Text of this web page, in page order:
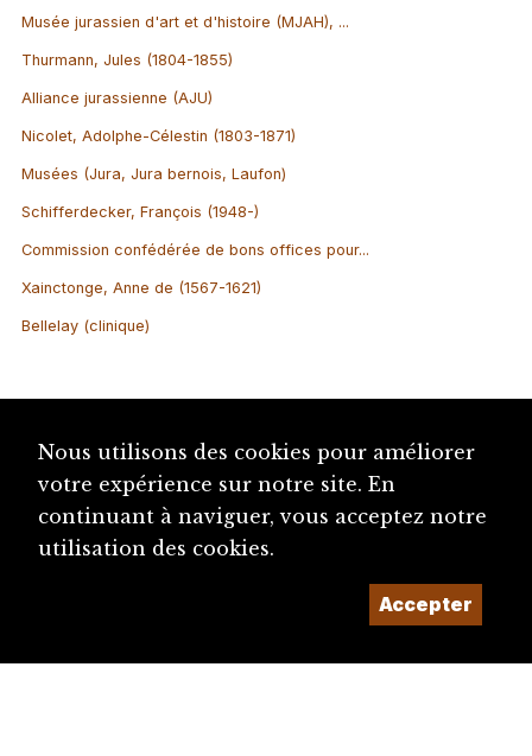
Musée jurassien d'art et d'histoire (MJAH), ...
Thurmann, Jules (1804-1855)
Alliance jurassienne (AJU)
Nicolet, Adolphe-Célestin (1803-1871)
Musées (Jura, Jura bernois, Laufon)
Schifferdecker, François (1948-)
Commission confédérée de bons offices pour...
Xainctonge, Anne de (1567-1621)
Bellelay (clinique)
Nous utilisons des cookies pour améliorer
votre expérience sur notre site. En
continuant à naviguer, vous acceptez notre
utilisation des cookies.
Accepter